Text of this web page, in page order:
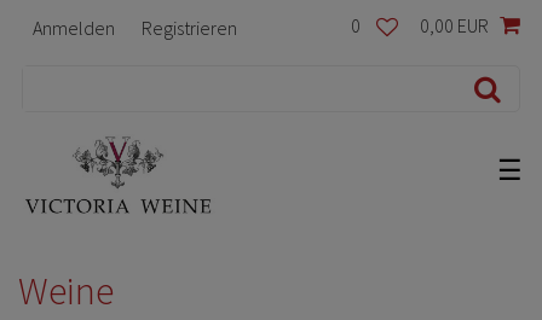
Anmelden Registrieren 0 0,00 EUR
☰
Weine